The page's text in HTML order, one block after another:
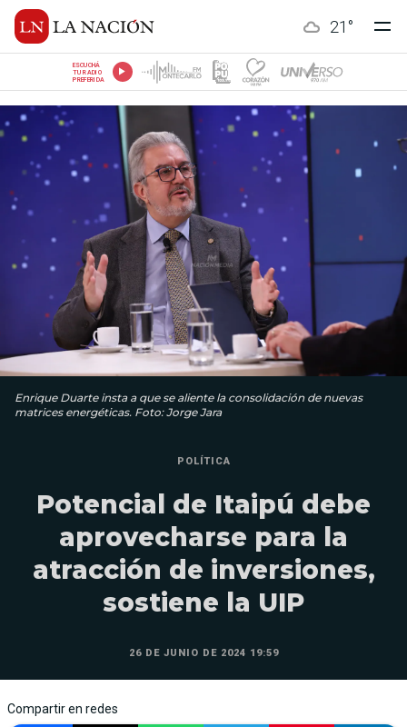
21 °
ESCUCHÁ
TU RADIO
PREFERIDA
Enrique Duarte insta a que se aliente la consolidación de nuevas
matrices energéticas. Foto: Jorge Jara
POLÍTICA
Potencial de Itaipú debe
aprovecharse para la
atracción de inversiones,
sostiene la UIP
26 DE JUNIO DE 2024 19:59
Compartir en redes